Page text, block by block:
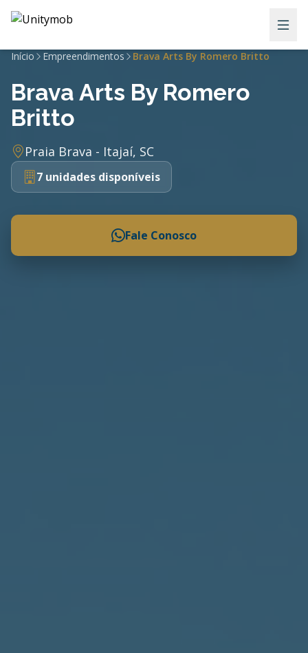
Início Empreendimentos Brava Arts By Romero Britto
Brava Arts By Romero
Britto
Praia Brava - Itajaí, SC
7 unidades disponíveis
Fale Conosco